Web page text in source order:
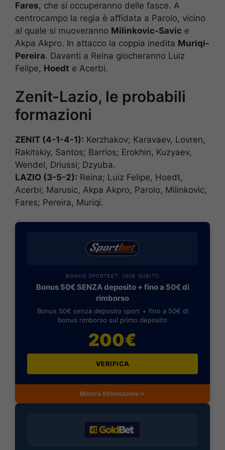
Fares, che si occuperanno delle fasce. A
centrocampo la regia è affidata a Parolo, vicino
al quale si muoveranno Milinkovic-Savic e
Akpa Akpro. In attacco la coppia inedita Muriqi-
Pereira. Davanti a Reina giocheranno Luiz
Felipe, Hoedt e Acerbi.
Zenit-Lazio, le probabili
formazioni
ZENIT (4-1-4-1): Kerzhakov; Karavaev, Lovren,
Rakitskiy, Santos; Barrios; Erokhin, Kuzyaev,
Wendel, Driussi; Dzyuba.
LAZIO (3-5-2): Reina; Luiz Felipe, Hoedt,
Acerbi; Marusic, Akpa Akpro, Parolo, Milinkovic,
Fares; Pereira, Muriqi.
BONUS SPORTBET: 100€ SUBITO
Bonus 50€ SENZA deposito + fino a 50€ di
rimborso
Bonus 50€ senza deposito sport + fino a 50€ di
bonus rimborso sul primo deposito
200€
VERIFICA
Mostra Informazioni